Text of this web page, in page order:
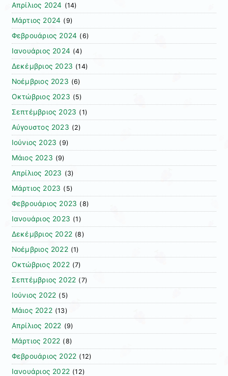
Απρίλιος 2024 (14)
Μάρτιος 2024 (9)
Φεβρουάριος 2024 (6)
Ιανουάριος 2024 (4)
Δεκέμβριος 2023 (14)
Νοέμβριος 2023 (6)
Οκτώβριος 2023 (5)
Σεπτέμβριος 2023 (1)
Αύγουστος 2023 (2)
Ιούνιος 2023 (9)
Μάιος 2023 (9)
Απρίλιος 2023 (3)
Μάρτιος 2023 (5)
Φεβρουάριος 2023 (8)
Ιανουάριος 2023 (1)
Δεκέμβριος 2022 (8)
Νοέμβριος 2022(1)
Οκτώβριος 2022(7)
Σεπτέμβριος 2022 (7)
Ιούνιος 2022 (5)
Μάιος 2022(13)
Απρίλιος 2022 (9)
Μάρτιος 2022 (8)
Φεβρουάριος 2022 (12)
Ιανουάριος 2022 (12)